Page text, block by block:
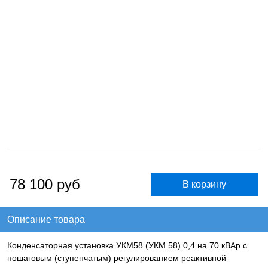
78 100 руб
Описание товара
Конденсаторная установка УКМ58 (УКМ 58) 0,4 на 70 кВАр с
пошаговым (ступенчатым) регулированием реактивной